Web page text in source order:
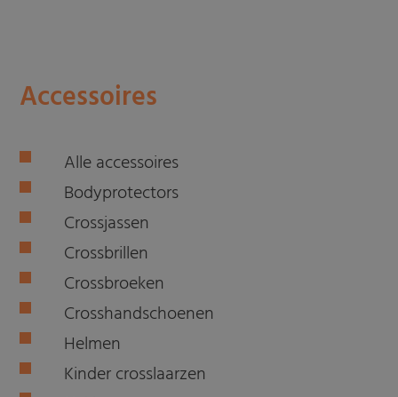
Accessoires
Alle accessoires
Bodyprotectors
Crossjassen
Crossbrillen
Crossbroeken
Crosshandschoenen
Helmen
Kinder crosslaarzen